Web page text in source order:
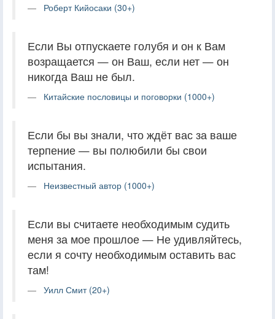
Роберт Кийосаки (30+)
Если Вы отпускаете голубя и он к Вам
возращается — он Ваш, если нет — он
никогда Ваш не был.
Китайские пословицы и поговорки (1000+)
Если бы вы знали, что ждёт вас за ваше
терпение — вы полюбили бы свои
испытания.
Неизвестный автор (1000+)
Если вы считаете необходимым судить
меня за мое прошлое — Не удивляйтесь,
если я сочту необходимым оставить вас
там!
Уилл Смит (20+)